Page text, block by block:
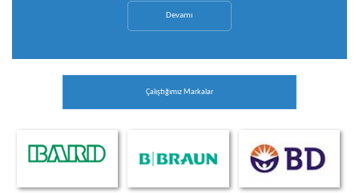
Devamı
Çalıştığımız Markalar